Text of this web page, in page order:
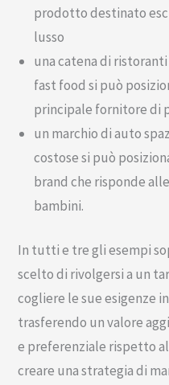
prodotto destinato
lusso
una catena di
fast food si può
principale fornitore di
un marchio di auto
costose si può
brand che risponde
bambini.
In tutti e tre gli esempi
scelto di rivolgersi a un
cogliere le sue esigenze
trasferendo un valore
e preferenziale rispetto
creare una strategia di